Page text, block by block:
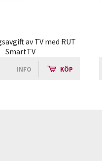
av TV med RUT
SmartTV
INFO KÖP